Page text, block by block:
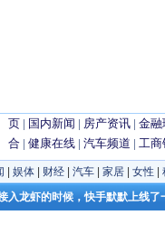
页 | 国内新闻 | 房产资讯 | 金融
合 | 健康在线 | 汽车频道 | 工商
娱体 财经 汽车 家居 女性
入龙虾的时候，快手默默上线了